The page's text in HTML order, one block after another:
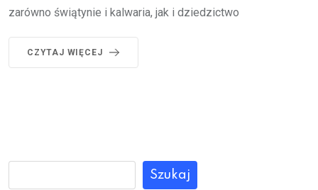
zarówno świątynie i kalwaria, jak i dziedzictwo
CZYTAJ WIĘCEJ
Szukaj